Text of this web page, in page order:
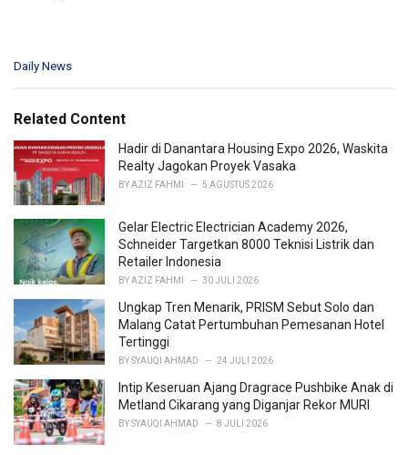
C
e
o
r
i
e
Daily News
Related Content
Hadir di Danantara Housing Expo 2026, Waskita
Realty Jagokan Proyek Vasaka
BYAZIZ FAHMI 5 AGUSTUS 2026
Gelar Electric Electrician Academy 2026,
Schneider Targetkan 8000 Teknisi Listrik dan
Retailer Indonesia
BYAZIZ FAHMI 30 JULI 2026
Ungkap Tren Menarik, PRISM Sebut Solo dan
Malang Catat Pertumbuhan Pemesanan Hotel
Tertinggi
BYSYAUQI AHMAD 24 JULI 2026
Intip Keseruan Ajang Dragrace Pushbike Anak di
Metland Cikarang yang Diganjar Rekor MURI
BYSYAUQI AHMAD 8 JULI 2026